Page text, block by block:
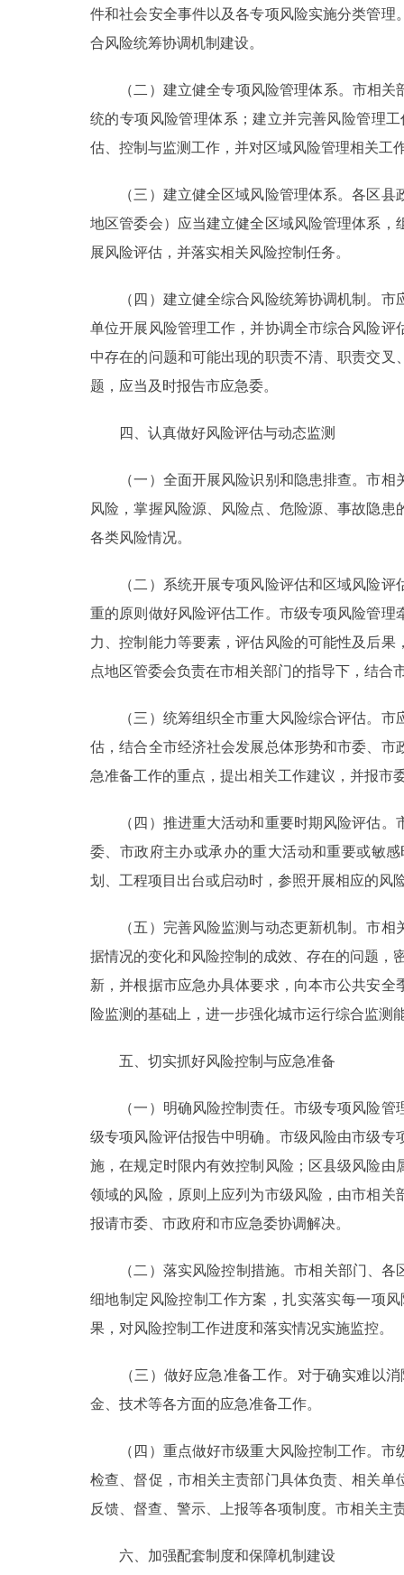
件和社会安全事件以及各专项风险实施分类管
合风险统筹协调机制建设。
（二）建立健全专项风险管理体系。市相关
统的专项风险管理体系；建立并完善风险管理
估、控制与监测工作，并对区域风险管理相关工
（三）建立健全区域风险管理体系。各区县
地区管委会）应当建立健全区域风险管理体系
展风险评估，并落实相关风险控制任务。
（四）建立健全综合风险统筹协调机制。市
单位开展风险管理工作，并协调全市综合风险
中存在的问题和可能出现的职责不清、职责交
题，应当及时报告市应急委。
四、认真做好风险评估与动态监测
（一）全面开展风险识别和隐患排查。市相
风险，掌握风险源、风险点、危险源、事故隐
各类风险情况。
（二）系统开展专项风险评估和区域风险评
重的原则做好风险评估工作。市级专项风险管
力、控制能力等要素，评估风险的可能性及后
点地区管委会负责在市相关部门的指导下，结
（三）统筹组织全市重大风险综合评估。市
估，结合全市经济社会发展总体形势和市委、
急准备工作的重点，提出相关工作建议，并报市
（四）推进重大活动和重要时期风险评估。
委、市政府主办或承办的重大活动和重要或敏
划、工程项目出台或启动时，参照开展相应的风
（五）完善风险监测与动态更新机制。市相
据情况的变化和风险控制的成效、存在的问题，
新，并根据市应急办具体要求，向本市公共安
险监测的基础上，进一步强化城市运行综合监测
五、切实抓好风险控制与应急准备
（一）明确风险控制责任。市级专项风险管
级专项风险评估报告中明确。市级风险由市级
施，在规定时限内有效控制风险；区县级风险
领域的风险，原则上应列为市级风险，由市相
报请市委、市政府和市应急委协调解决。
（二）落实风险控制措施。市相关部门、各
细地制定风险控制工作方案，扎实落实每一项
果，对风险控制工作进度和落实情况实施监控。
（三）做好应急准备工作。对于确实难以消
金、技术等各方面的应急准备工作。
（四）重点做好市级重大风险控制工作。市
检查、督促，市相关主责部门具体负责、相关
反馈、督查、警示、上报等各项制度。市相关主
六、加强配套制度和保障机制建设